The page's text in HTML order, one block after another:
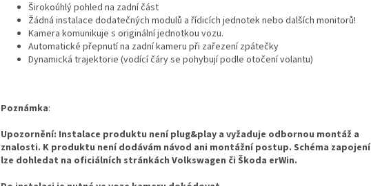
Širokoúhlý pohled na zadní část
Žádná instalace dodatečných modulů a řídicích jednotek nebo dalších monitorů!
Kamera komunikuje s originální jednotkou vozu.
Automatické přepnutí na zadní kameru při zařezení zpátečky
Dynamická trajektorie (vodící čáry se pohybují podle otočení volantu)
Poznámka:
Upozornění: Instalace produktu není plug&play a vyžaduje odbornou montáž a
znalosti. K produktu není dodávám návod ani montážní postup. Schéma zapojení
lze dohledat na oficiálních stránkách Volkswagen či Škoda erWin.